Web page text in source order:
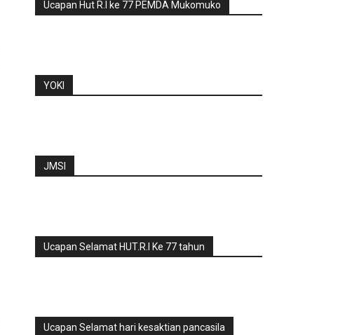
Ucapan Hut R.I ke 77 PEMDA Mukomuko
YOKI
JMSI
Ucapan Selamat HUT.R.I Ke 77 tahun
Ucapan Selamat hari kesaktian pancasila